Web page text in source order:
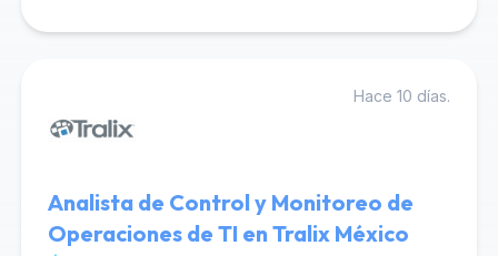
Hace 10 días.
Analista de Control y Monitoreo de
Operaciones de TI en Tralix México